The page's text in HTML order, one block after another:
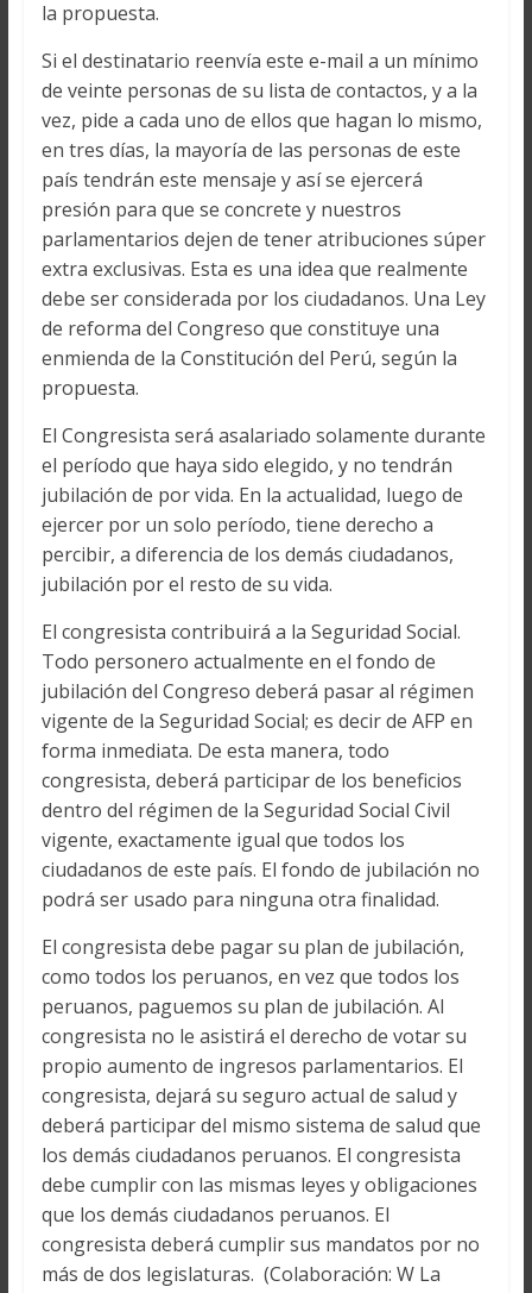
la propuesta.
Si el destinatario reenvía este e-mail a un mínimo
de veinte personas de su lista de contactos, y a la
vez, pide a cada uno de ellos que hagan lo mismo,
en tres días, la mayoría de las personas de este
país tendrán este mensaje y así se ejercerá
presión para que se concrete y nuestros
parlamentarios dejen de tener atribuciones súper
extra exclusivas. Esta es una idea que realmente
debe ser considerada por los ciudadanos. Una Ley
de reforma del Congreso que constituye una
enmienda de la Constitución del Perú, según la
propuesta.
El Congresista será asalariado solamente durante
el período que haya sido elegido, y no tendrán
jubilación de por vida. En la actualidad, luego de
ejercer por un solo período, tiene derecho a
percibir, a diferencia de los demás ciudadanos,
jubilación por el resto de su vida.
El congresista contribuirá a la Seguridad Social.
Todo personero actualmente en el fondo de
jubilación del Congreso deberá pasar al régimen
vigente de la Seguridad Social; es decir de AFP en
forma inmediata. De esta manera, todo
congresista, deberá participar de los beneficios
dentro del régimen de la Seguridad Social Civil
vigente, exactamente igual que todos los
ciudadanos de este país. El fondo de jubilación no
podrá ser usado para ninguna otra finalidad.
El congresista debe pagar su plan de jubilación,
como todos los peruanos, en vez que todos los
peruanos, paguemos su plan de jubilación. Al
congresista no le asistirá el derecho de votar su
propio aumento de ingresos parlamentarios. El
congresista, dejará su seguro actual de salud y
deberá participar del mismo sistema de salud que
los demás ciudadanos peruanos. El congresista
debe cumplir con las mismas leyes y obligaciones
que los demás ciudadanos peruanos. El
congresista deberá cumplir sus mandatos por no
más de dos legislaturas. (Colaboración: W La